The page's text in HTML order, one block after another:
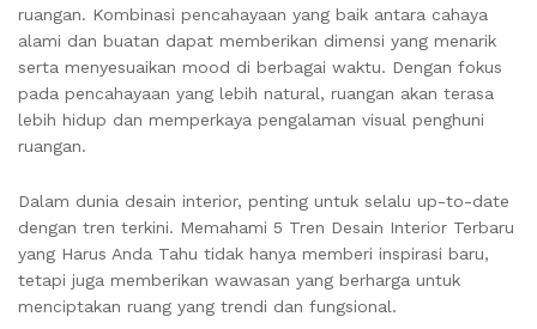
ruangan. Kombinasi pencahayaan yang baik antara cahaya
alami dan buatan dapat memberikan dimensi yang menarik
serta menyesuaikan mood di berbagai waktu. Dengan fokus
pada pencahayaan yang lebih natural, ruangan akan terasa
lebih hidup dan memperkaya pengalaman visual penghuni
ruangan.
Dalam dunia desain interior, penting untuk selalu up-to-date
dengan tren terkini. Memahami 5 Tren Desain Interior Terbaru
yang Harus Anda Tahu tidak hanya memberi inspirasi baru,
tetapi juga memberikan wawasan yang berharga untuk
menciptakan ruang yang trendi dan fungsional.